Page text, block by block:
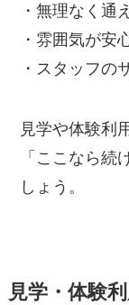
・無理なく通
・雰囲気が安
・スタッフの
見学や体験利
「ここなら続
しょう。
見学・体験